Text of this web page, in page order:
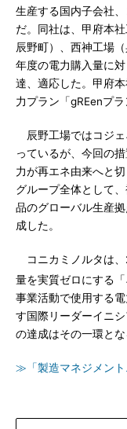
生産する国内子会社
だ。同社は、甲府本
辰野町）、西神工場
年度の電力購入量に
達、適応した。甲府
力プラン「gREenプラ
辰野工場ではコジェ
っているが、今回の
力が再エネ由来へと
グループ全体として
品のグローバル生産
成した。
コニカミノルタは、
量を実質ゼロにする
事業活動で使用する
す国際リーダーイニ
の達成はその一環とな
≫「製造マネジメント